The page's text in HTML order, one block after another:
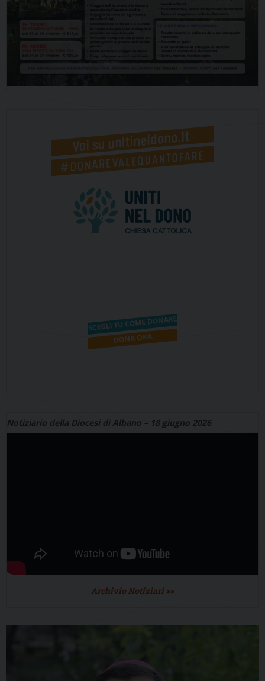
Notiziario della Diocesi di Albano – 18 giugno 2026
Archivio Notiziari >>